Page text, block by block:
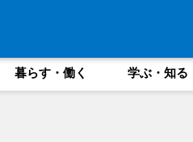
暮らす・働く 学ぶ・知る